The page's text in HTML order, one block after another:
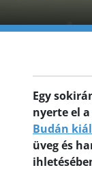
Egy
nyerte el
Budán
üveg és